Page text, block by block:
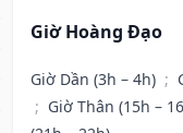
Giờ Hoàng Đạo
Giờ Dần (3h – 4h) ;
; Giờ Thân (15h –